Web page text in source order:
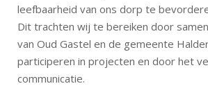
leefbaarheid van ons dorp te
Dit trachten wij te bereiken door
van Oud Gastel en de gemeente
participeren in projecten en door het
communicatie.